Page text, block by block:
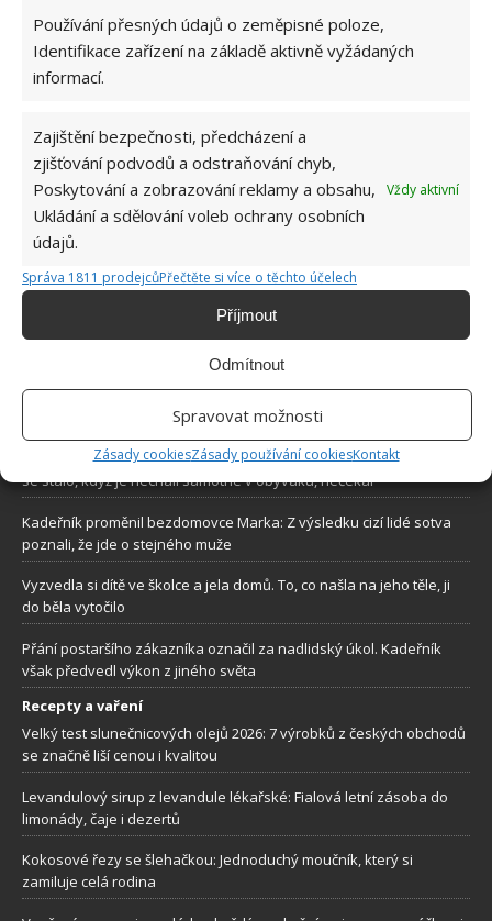
Používání přesných údajů o zeměpisné poloze,
Identifikace zařízení na základě aktivně vyžádaných
informací.
Zajištění bezpečnosti, předcházení a
zjišťování podvodů a odstraňování chyb,
Poskytování a zobrazování reklamy a obsahu,
Ukládání a sdělování voleb ochrany osobních
údajů.
Vždy aktivní
Správa 1811 prodejcůPřečtěte si více o těchto účelech
Příjmout
Odmítnout
Spravovat možnosti
Zásady cookiesZásady používání cookiesKontakt
O WEBU
Sháníte zajímavé tipy jak vylepšit Váš domov? Originální nápady,
aktuální trendy, praktické rady i inspirativní fotografie najdete na
stránkách internetového magazínu
Nejčastější důvody, proč listy orchidejí žloutnou: Špatná zálivka,
plíseň i nedostatek živin
Obával se, že pitbul jeho manželky, ublíží novorozené dceři. To, co
se stalo, když je nechali samotné v obýváku, nečekal
Kadeřník proměnil bezdomovce Marka: Z výsledku cizí lidé sotva
poznali, že jde o stejného muže
Vyzvedla si dítě ve školce a jela domů. To, co našla na jeho těle, ji
do běla vytočilo
Přání postaršího zákazníka označil za nadlidský úkol. Kadeřník
však předvedl výkon z jiného světa
Recepty a vaření
Velký test slunečnicových olejů 2026: 7 výrobků z českých obchodů
se značně liší cenou i kvalitou
Levandulový sirup z levandule lékařské: Fialová letní zásoba do
limonády, čaje i dezertů
Kokosové řezy se šlehačkou: Jednoduchý moučník, který si
zamiluje celá rodina